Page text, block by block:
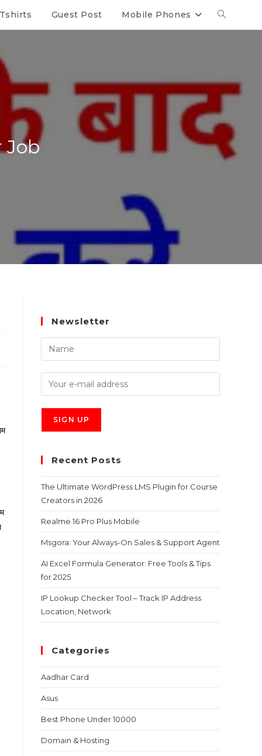
Guest Post Mobile Phones
Job
Newsletter
Recent Posts
The Ultimate WordPress LMS Plugin for Course
Creators in 2026
Realme 16 Pro Plus Mobile
Msgora: Your Always-On Sales & Support Agent
AI Excel Formula Generator: Free Tools & Tips
for 2025
IP Lookup Checker Tool – Track IP Address
Location, Network
Categories
Aadhar Card
Asus
Best Phone Under 10000
Domain & Hosting